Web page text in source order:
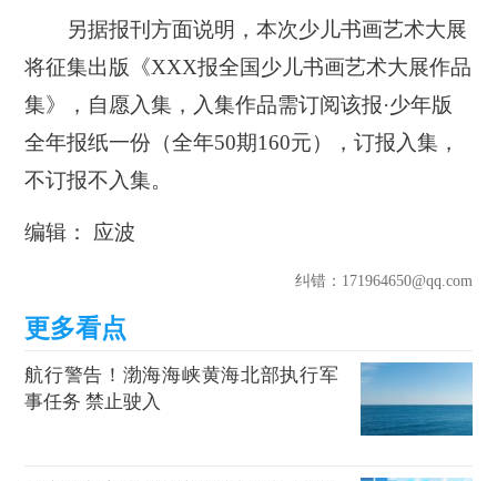
另据报刊方面说明，本次少儿书画艺术大展
将征集出版《XXX报全国少儿书画艺术大展作品
集》，自愿入集，入集作品需订阅该报·少年版
全年报纸一份（全年50期160元），订报入集，
不订报不入集。
编辑： 应波
纠错：171964650@qq.com
航行警告！渤海海峡黄海北部执行军
事任务 禁止驶入